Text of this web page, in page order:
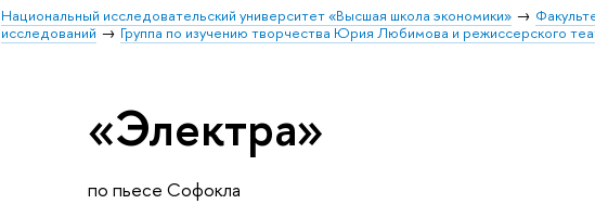
Национальный исследовательский университет «Высшая школа экономики»
исследований
Группа по изучению творчества Юрия Любимова и режиссерского
«Электра»
по пьесе Софокла